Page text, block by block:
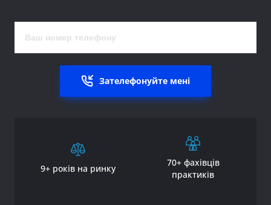
Зателефонуйте мені
9+ років на ринку
70+ фахівців
практиків